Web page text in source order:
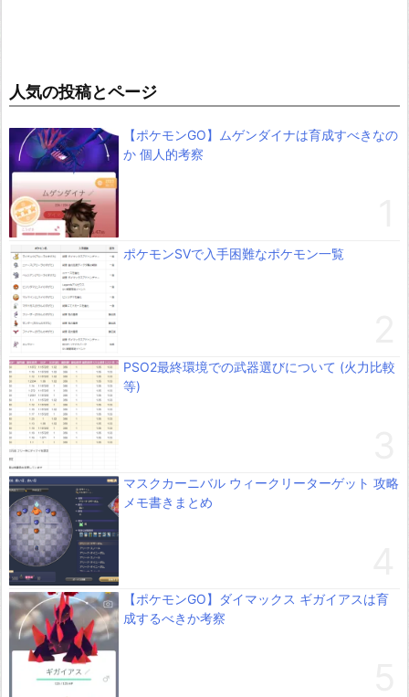
人気の投稿とページ
【ポケモンGO】ムゲンダイナは育成すべきなの
か 個人的考察
ポケモンSVで入手困難なポケモン一覧
PSO2最終環境での武器選びについて (火力比較
等)
マスクカーニバル ウィークリーターゲット 攻略
メモ書きまとめ
【ポケモンGO】ダイマックス ギガイアスは育
成するべきか考察